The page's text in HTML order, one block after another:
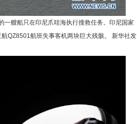
艘船只在印尼爪哇海执行搜救任务。印尼国家
QZ8501航班失事客机两块巨大残骸。 新华社发